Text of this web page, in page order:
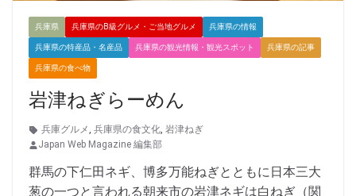
兵庫県 兵庫県のB級グルメ・ご当地グルメ 兵庫県の情報
兵庫県の特産品・名産品 兵庫県の観光情報・観光スポット 兵庫県の記事
兵庫県の食べ物
岩津ねぎらーめん
兵庫グルメ, 兵庫県の食文化, 岩津ねぎ
Japan Web Magazine 編集部
群馬の下仁田ネギ、博多万能ねぎとともに日本三大
葱の一つと言われる朝来市の岩津ネギは白ねぎ（関